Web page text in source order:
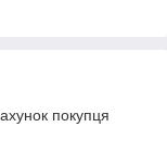
покупця